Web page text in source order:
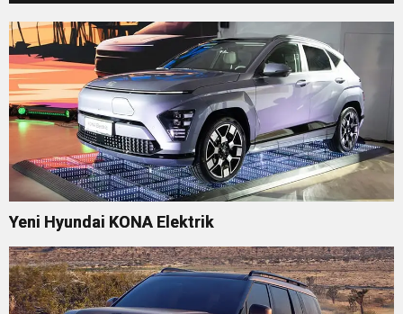
Yeni Hyundai KONA Elektrik